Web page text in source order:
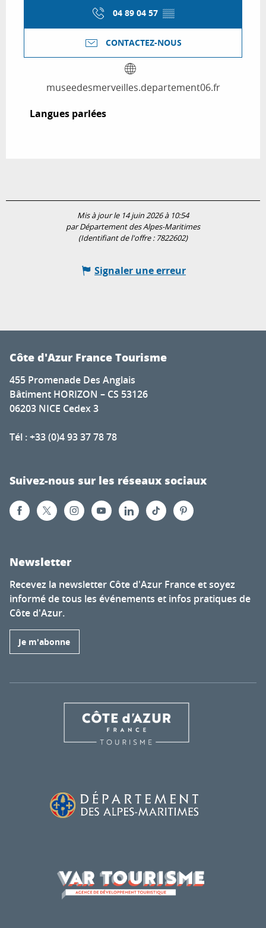
04 89 04 57 ▒▒
CONTACTEZ-NOUS
museedesmerveilles.departement06.fr
Langues parlées
Langues parlées
Mis à jour le 14 juin 2026 à 10:54
par Département des Alpes-Maritimes
(Identifiant de l'offre : 7822602)
Signaler une erreur
Côte d'Azur France Tourisme
455 Promenade Des Anglais
Bâtiment HORIZON – CS 53126
06203 NICE Cedex 3
Tél : +33 (0)4 93 37 78 78
Suivez-nous sur les réseaux sociaux
Newsletter
Recevez la newsletter Côte d'Azur France et soyez
informé de tous les événements et infos pratiques de
Côte d'Azur.
Je m'abonne